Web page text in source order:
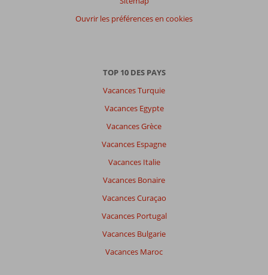
Ouvrir les préférences en cookies
TOP 10 DES PAYS
Vacances Turquie
Vacances Egypte
Vacances Grèce
Vacances Espagne
Vacances Italie
Vacances Bonaire
Vacances Curaçao
Vacances Portugal
Vacances Bulgarie
Vacances Maroc